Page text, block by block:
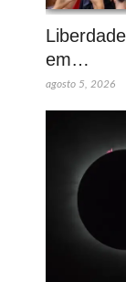
em…
agosto 5, 2026